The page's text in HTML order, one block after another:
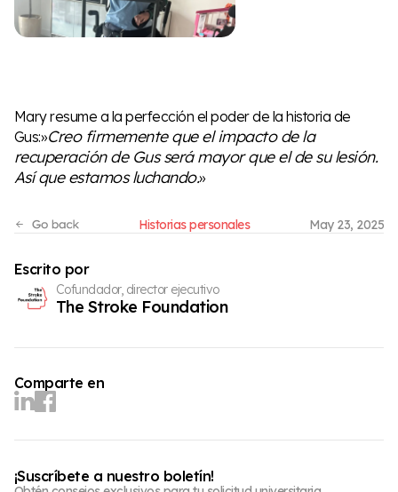
Mary resume a la perfección el poder de la historia de
Gus:»Creo firmemente que el impacto de la
recuperación de Gus será mayor que el de su lesión.
Así que estamos luchando.»
Historias personales May 23, 2025
Escrito por
Cofundador, director ejecutivo
The Stroke Foundation
Comparte en
¡Suscríbete a nuestro boletín!